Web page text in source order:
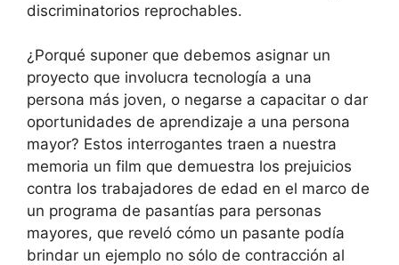
discriminatorios reprochables.
¿Porqué suponer que debemos asignar un
proyecto que involucra tecnología a una
persona más joven, o negarse a capacitar o dar
oportunidades de aprendizaje a una persona
mayor? Estos interrogantes traen a nuestra
memoria un film que demuestra los prejuicios
contra los trabajadores de edad en el marco de
un programa de pasantías para personas
mayores, que reveló cómo un pasante podía
brindar un ejemplo no sólo de contracción al